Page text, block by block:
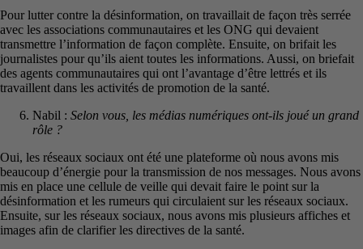
Pour lutter contre la désinformation, on travaillait de façon très serrée
avec les associations communautaires et les ONG qui devaient
transmettre l’information de façon complète. Ensuite, on brifait les
journalistes pour qu’ils aient toutes les informations. Aussi, on briefait
des agents communautaires qui ont l’avantage d’être lettrés et ils
travaillent dans les activités de promotion de la santé.
Nabil : Selon vous, les médias numériques ont-ils joué un grand
rôle ?
Oui, les réseaux sociaux ont été une plateforme où nous avons mis
beaucoup d’énergie pour la transmission de nos messages. Nous avons
mis en place une cellule de veille qui devait faire le point sur la
désinformation et les rumeurs qui circulaient sur les réseaux sociaux.
Ensuite, sur les réseaux sociaux, nous avons mis plusieurs affiches et
images afin de clarifier les directives de la santé.